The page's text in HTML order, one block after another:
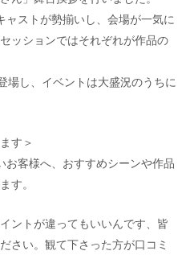
ストが勢揃いし、会場が一気に
ッションではそれぞれが作品の
場し、イベントは大盛況のうちに
す＞
お客様へ、おすすめシーンや作品
す。
ントが違ってもいいんです、皆
さい。観て下さった方が口コミ